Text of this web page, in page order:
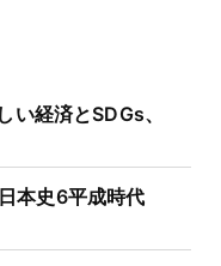
経済とSDGs、
本史6平成時代